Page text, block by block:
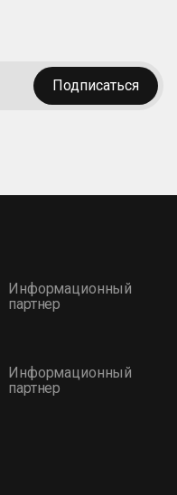
Подписаться
Информационный
партнер
Информационный
партнер